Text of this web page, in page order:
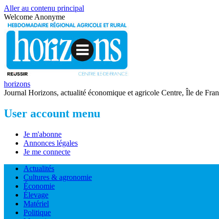
Aller au contenu principal
Welcome Anonyme
horizons
Journal Horizons, actualité économique et agricole Centre, Île de
User account menu
Je m'abonne
Annonces légales
Je me connecte
Actualités
Cultures & agronomie
Économie
Élevage
Matériel
Politique